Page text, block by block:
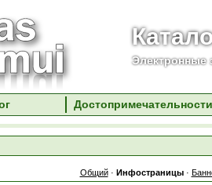
Электронные
Достопримечательности
Общий· Инфостраницы·